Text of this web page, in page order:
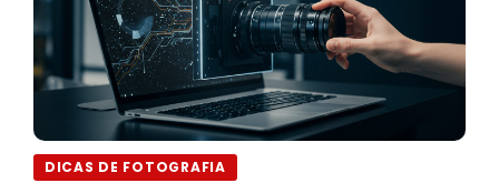
DICAS DE FOTOGRAFIA